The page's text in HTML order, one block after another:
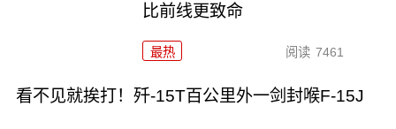
比前线更致命
最热 阅读 7461
看不见就挨打！歼-15T百公里外一剑封喉F-15J